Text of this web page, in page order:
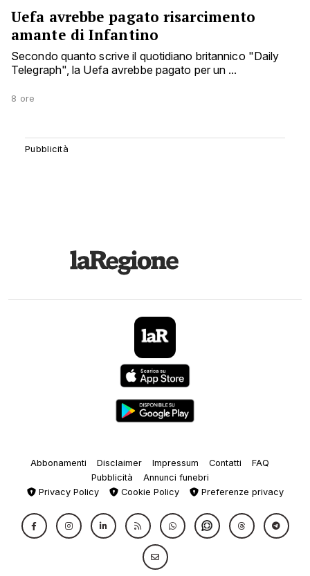
Uefa avrebbe pagato risarcimento
amante di Infantino
Secondo quanto scrive il quotidiano britannico "Daily
Telegraph", la Uefa avrebbe pagato per un ...
8 ore
Abbonamenti Disclaimer Impressum Contatti
FAQ
Pubblicità
Annunci funebri
Privacy Policy
Cookie Policy Preferenze privacy